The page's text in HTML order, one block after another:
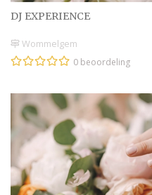
DJ EXPERIENCE
Wommelgem
0 beoordeling